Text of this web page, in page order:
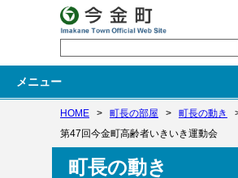
メニュー
HOME > 町長の部屋 > 町長の動き
第47回今金町高齢者いきいき運動会
町長の動き